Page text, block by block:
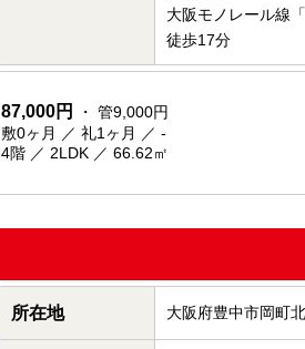
大阪モノレール線
徒歩17分
87,000円
・ 管9,000円
敷0ヶ月 ／ 礼1ヶ月 ／ -
4階 ／ 2LDK ／ 66.62㎡
所在地 大阪府豊中市岡町北